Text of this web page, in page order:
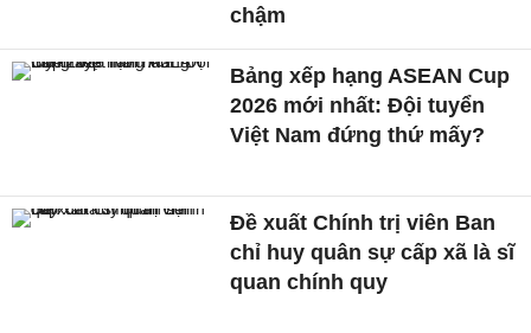
chậm
Bảng xếp hạng ASEAN Cup
2026 mới nhất: Đội tuyển
Việt Nam đứng thứ mấy?
Đề xuất Chính trị viên Ban
chỉ huy quân sự cấp xã là sĩ
quan chính quy